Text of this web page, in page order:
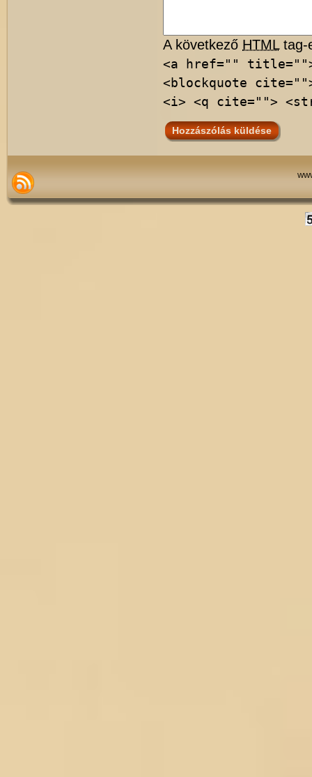
A következő HTMLtag-
<a href=""
<blockquote
<i> <q cite="">